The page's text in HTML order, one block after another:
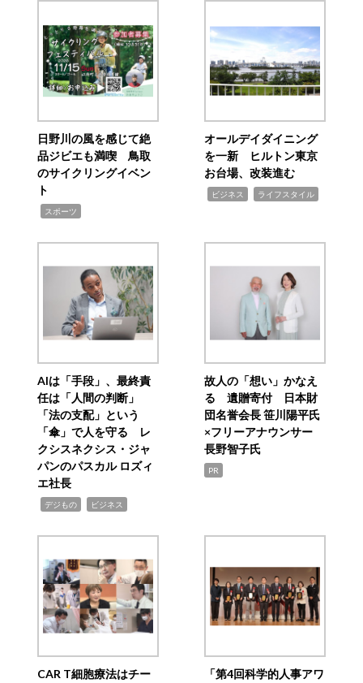
日野川の風を感じて絶
品ジビエも満喫 鳥取
のサイクリングイベン
ト
スポーツ
オールデイダイニング
を一新 ヒルトン東京
お台場、改装進む
ビジネス ライフスタイル
AIは「手段」、最終責
任は「人間の判断」
「法の支配」という
「傘」で人を守る レ
クシスネクシス・ジャ
パンのパスカル ロズィ
エ社長
デジもの ビジネス
故人の「想い」かなえ
る 遺贈寄付 日本財
団名誉会長 笹川陽平氏
×フリーアナウンサー
長野智子氏
PR
CAR T細胞療法はチー
「第4回科学的人事アワ